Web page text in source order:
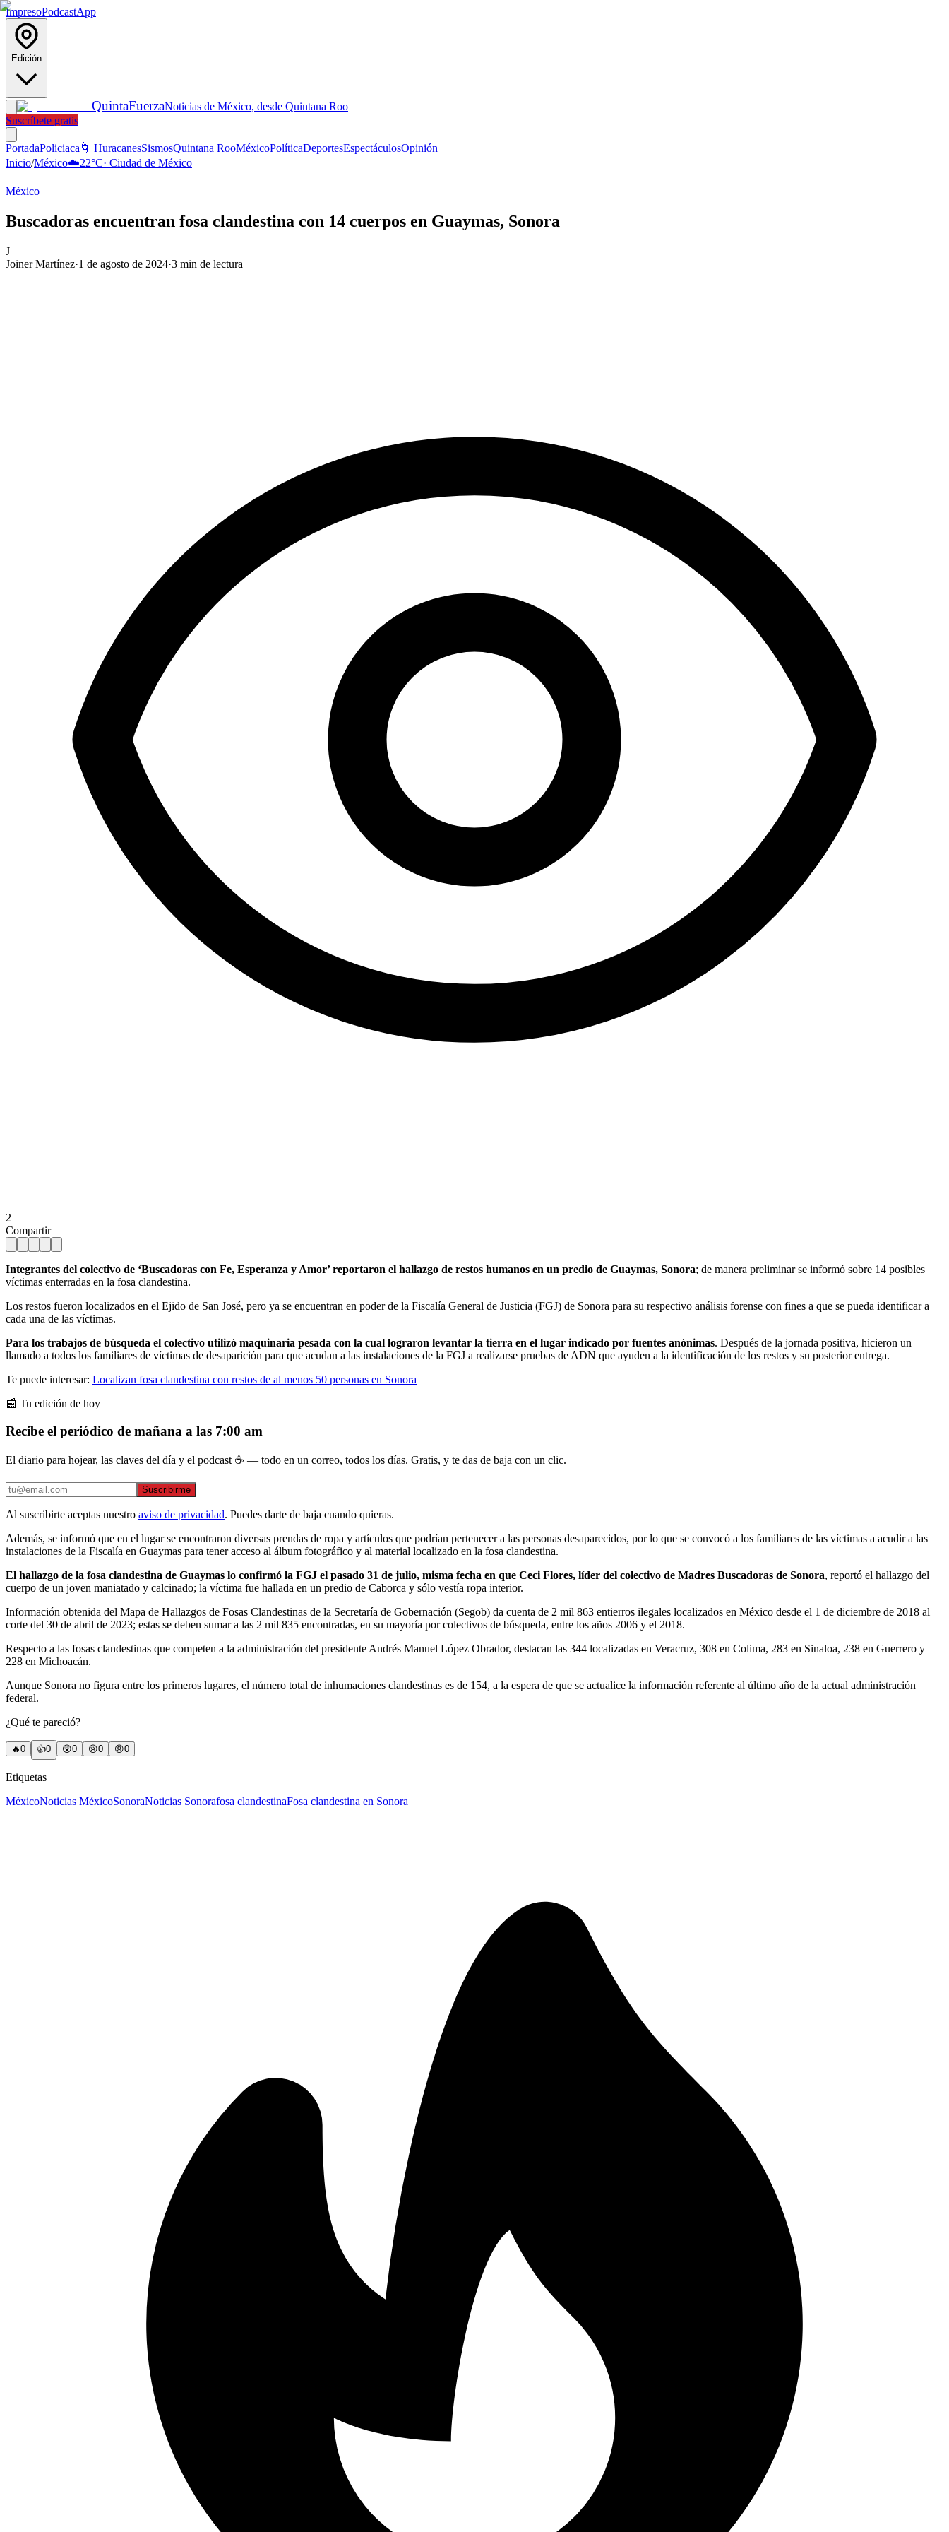
ImpresoPodcastApp
Edición
QuintaFuerzaNoticias de México, desde Quintana Roo
Suscríbete gratis
PortadaPoliciaca 🌀 HuracanesSismosQuintana RooMéxicoPolíticaDeportesEspectáculosOpinión
Inicio/México☁️22°C· Ciudad de México
México
Buscadoras encuentran fosa clandestina con 14 cuerpos en Guaymas, Sonora
J
Joiner Martínez·1 de agosto de 2024·3 min de lectura
2
Compartir
Integrantes del colectivo de ‘Buscadoras con Fe, Esperanza y Amor’ reportaron el hallazgo de restos humanos en un predio de Guaymas, Sonora; de manera preliminar se informó sobre 14 posibles
víctimas enterradas en la fosa clandestina.
Los restos fueron localizados en el Ejido de San José, pero ya se encuentran en poder de la Fiscalía General de Justicia (FGJ) de Sonora para su respectivo análisis forense con fines a que se pueda identificar a
cada una de las víctimas.
Para los trabajos de búsqueda el colectivo utilizó maquinaria pesada con la cual lograron levantar la tierra en el lugar indicado por fuentes anónimas. Después de la jornada positiva, hicieron un
llamado a todos los familiares de víctimas de desaparición para que acudan a las instalaciones de la FGJ a realizarse pruebas de ADN que ayuden a la identificación de los restos y su posterior entrega.
Te puede interesar: Localizan fosa clandestina con restos de al menos 50 personas en Sonora
📰 Tu edición de hoy
Recibe el periódico de mañana a las 7:00 am
El diario para hojear, las claves del día y el podcast ☕ — todo en un correo, todos los días. Gratis, y te das de baja con un clic.
Suscribirme
Al suscribirte aceptas nuestro aviso de privacidad. Puedes darte de baja cuando quieras.
Además, se informó que en el lugar se encontraron diversas prendas de ropa y artículos que podrían pertenecer a las personas desaparecidos, por lo que se convocó a los familiares de las víctimas a acudir a las
instalaciones de la Fiscalía en Guaymas para tener acceso al álbum fotográfico y al material localizado en la fosa clandestina.
El hallazgo de la fosa clandestina de Guaymas lo confirmó la FGJ el pasado 31 de julio, misma fecha en que Ceci Flores, líder del colectivo de Madres Buscadoras de Sonora, reportó el hallazgo del
cuerpo de un joven maniatado y calcinado; la víctima fue hallada en un predio de Caborca y sólo vestía ropa interior.
Información obtenida del Mapa de Hallazgos de Fosas Clandestinas de la Secretaría de Gobernación (Segob) da cuenta de 2 mil 863 entierros ilegales localizados en México desde el 1 de diciembre de 2018 al
corte del 30 de abril de 2023; estas se deben sumar a las 2 mil 835 encontradas, en su mayoría por colectivos de búsqueda, entre los años 2006 y el 2018.
Respecto a las fosas clandestinas que competen a la administración del presidente Andrés Manuel López Obrador, destacan las 344 localizadas en Veracruz, 308 en Colima, 283 en Sinaloa, 238 en Guerrero y
228 en Michoacán.
Aunque Sonora no figura entre los primeros lugares, el número total de inhumaciones clandestinas es de 154, a la espera de que se actualice la información referente al último año de la actual administración
federal.
¿Qué te pareció?
🔥0 👍0 😲0 😢0 😠0
Etiquetas
MéxicoNoticias MéxicoSonoraNoticias Sonorafosa clandestinaFosa clandestina en Sonora